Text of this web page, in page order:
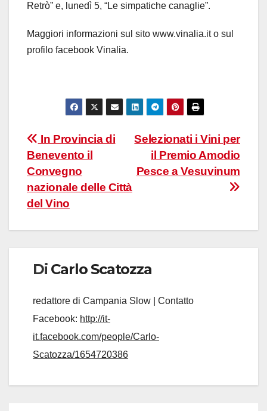
Retrò” e, lunedì 5, “Le simpatiche canaglie”.
Maggiori informazioni sul sito www.vinalia.it o sul
profilo facebook Vinalia.
Navigazione
articoli
Selezionati i Vini per
il Premio Amodio
Pesce a Vesuvinum
In Provincia di
Benevento il
Convegno
nazionale delle Città
del Vino
Di Carlo Scatozza
redattore di Campania Slow | Contatto
Facebook: http://it-
it.facebook.com/people/Carlo-
Scatozza/1654720386